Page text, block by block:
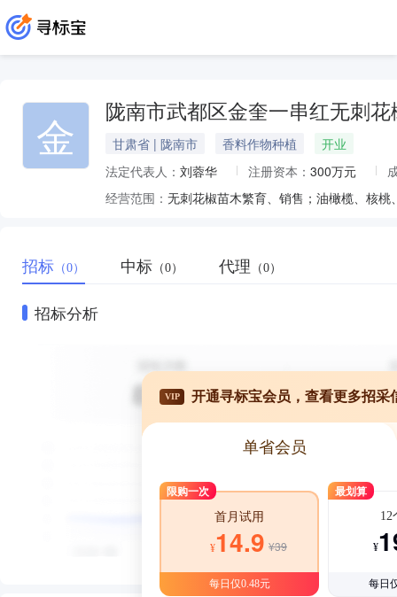
金 陇南市武都区金奎一串红无刺
甘肃省 | 陇南市 香料作物种植
开业
法定代表人： 刘蓉华 注册资本： 300万元
经营范围：
招标 （0） 中标 （0） 代理 （0）
招标分析
VIP 开通寻标宝会员，查看更多招采
单省会员
限购一次
首月试用
¥14.9 ¥39
每日仅0.48元
最划算
12
¥
每日